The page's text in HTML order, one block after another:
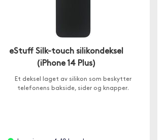
eStuff Silk-touch silikondeksel
(iPhone 14 Plus)
Et deksel laget av silikon som beskytter
telefonens bakside, sider og knapper.